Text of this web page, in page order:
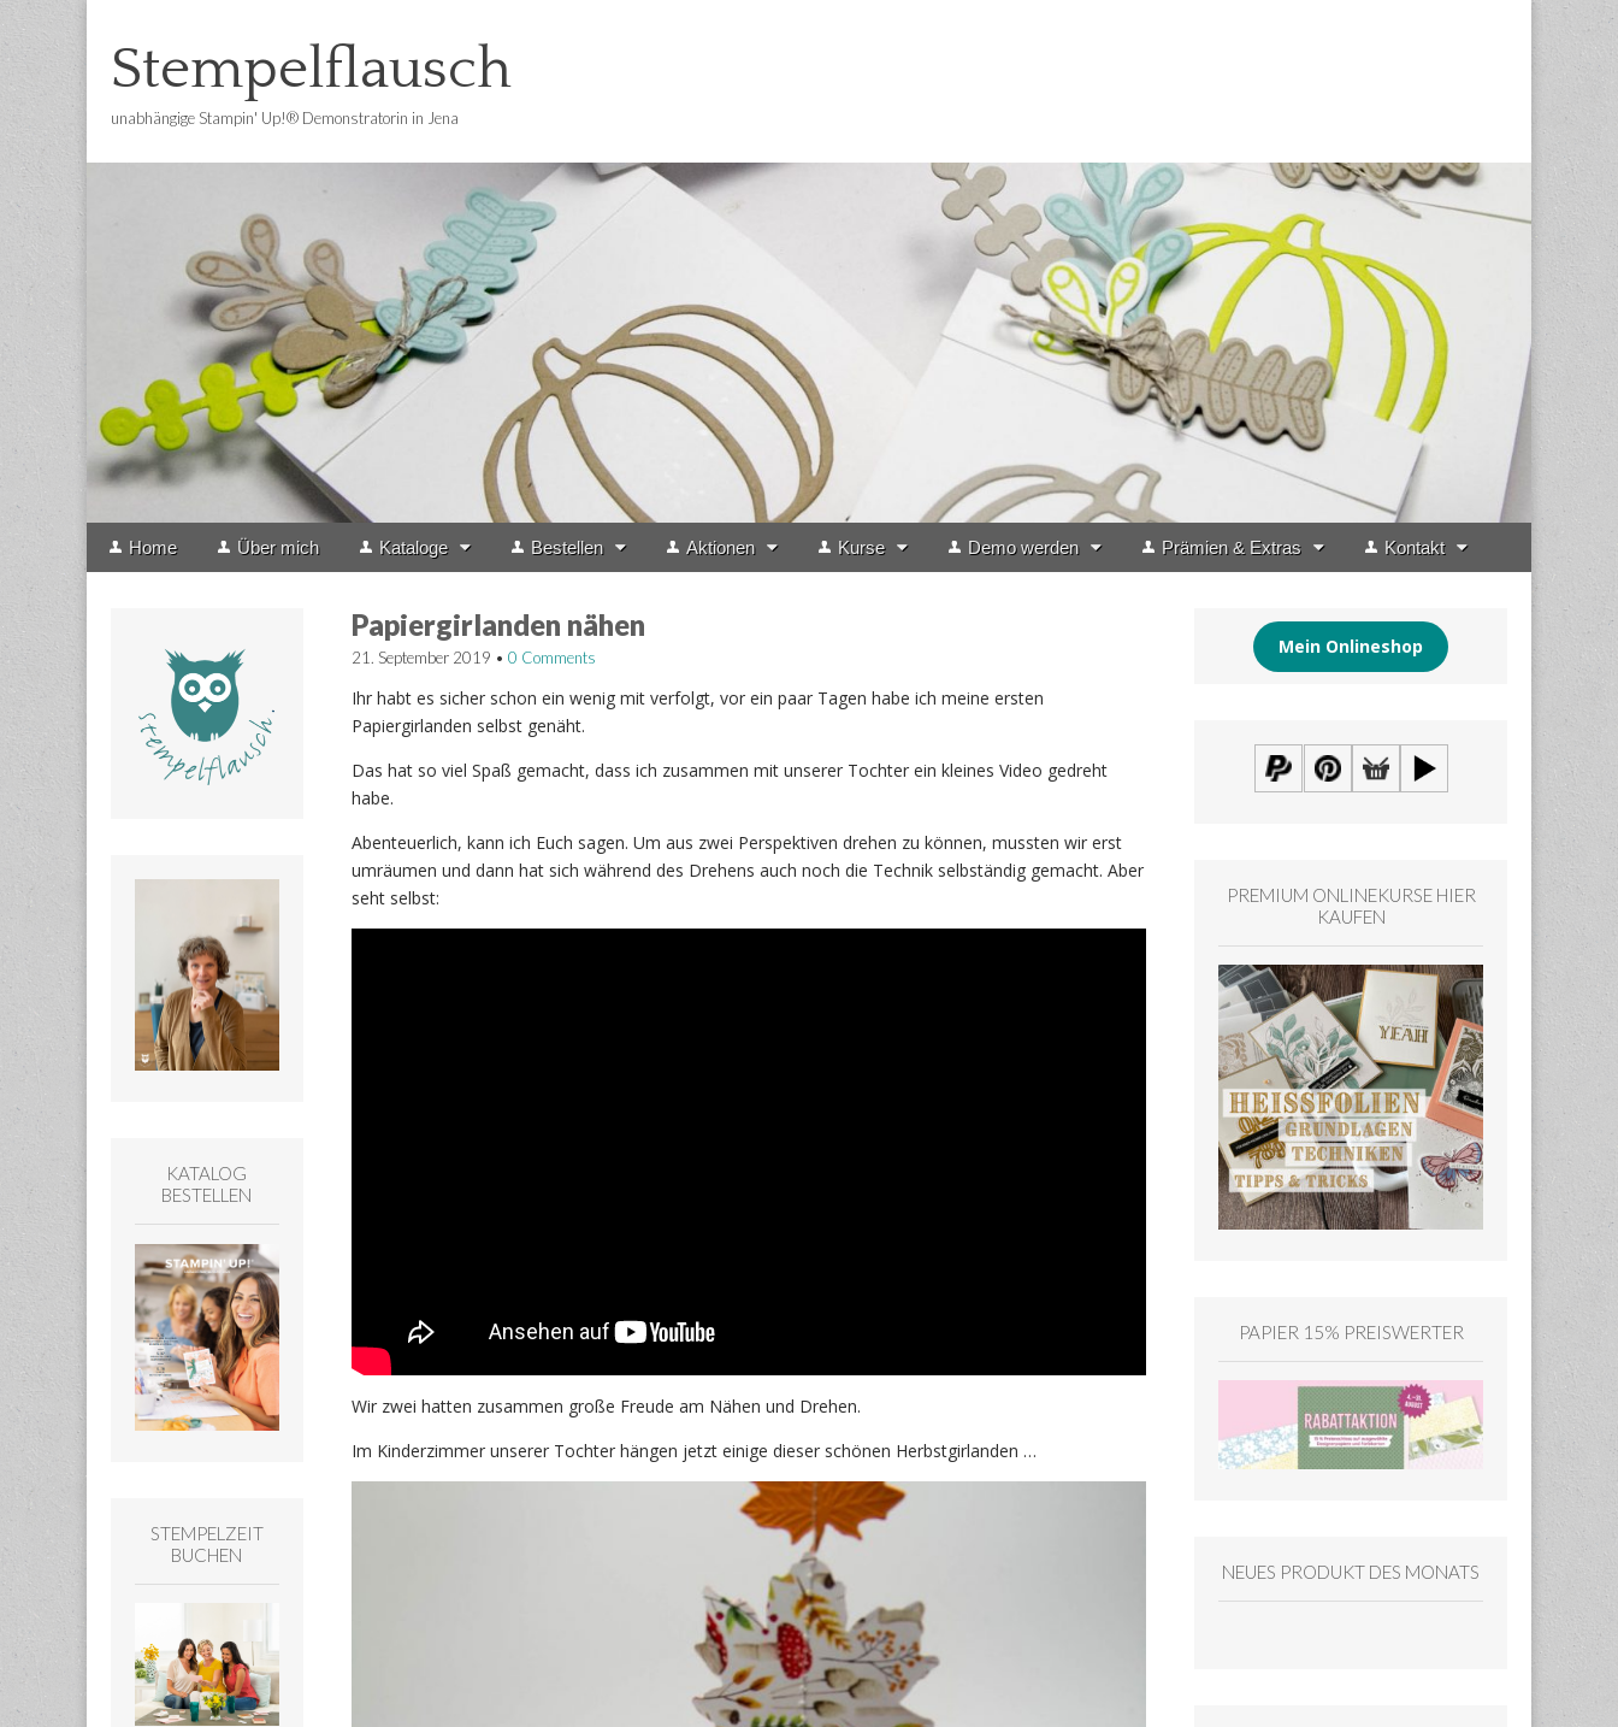
Stempelflausch
unabhängige Stampin' Up!® Demonstratorin in Jena
Main
Skip
Home Über mich Kataloge Bestellen Aktionen Kurse Demo werden Prämien & Extras Kontakt
Papiergirlanden nähen
21. September 2019 • 0 Comments
Ihr habt es sicher schon ein wenig mit verfolgt, vor ein paar Tagen habe ich meine ersten
Papiergirlanden selbst genäht.
Das hat so viel Spaß gemacht, dass ich zusammen mit unserer Tochter ein kleines Video gedreht
habe.
Abenteuerlich, kann ich Euch sagen. Um aus zwei Perspektiven drehen zu können, mussten wir erst
umräumen und dann hat sich während des Drehens auch noch die Technik selbständig gemacht. Aber
seht selbst:
Wir zwei hatten zusammen große Freude am Nähen und Drehen.
Im Kinderzimmer unserer Tochter hängen jetzt einige dieser schönen Herbstgirlanden …
KATALOG
BESTELLEN
STEMPELZEIT
BUCHEN
Mein Onlineshop
PREMIUM ONLINEKURSE HIER
KAUFEN
PAPIER 15% PREISWERTER
NEUES PRODUKT DES MONATS